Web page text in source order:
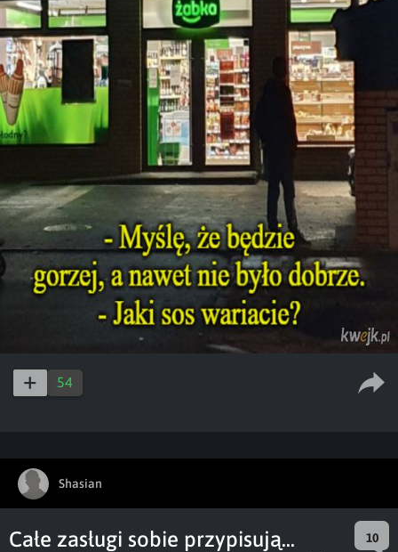
54
Shasian
Całe zasługi sobie przypisują... 10